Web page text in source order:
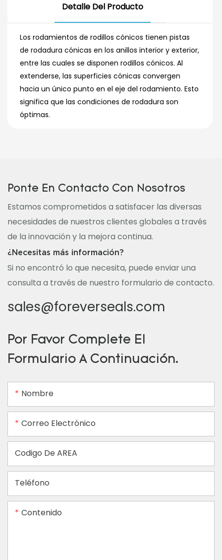
Detalle Del Producto
Los rodamientos de rodillos cónicos tienen pistas
de rodadura cónicas en los anillos interior y exterior,
entre las cuales se disponen rodillos cónicos. Al
extenderse, las superficies cónicas convergen
hacia un único punto en el eje del rodamiento. Esto
significa que las condiciones de rodadura son
óptimas.
Ponte En Contacto Con Nosotros
Estamos comprometidos a satisfacer las diversas
necesidades de nuestros clientes globales a través
de la innovación y la mejora continua.
¿Necesitas más información?
Si no encontró lo que necesita, puede enviar una
consulta a través de nuestro formulario de contacto.
sales@foreverseals.com
Por Favor Complete El
Formulario A Continuación.
Nombre
Correo Electrónico
Codigo De AREA
Teléfono
Contenido